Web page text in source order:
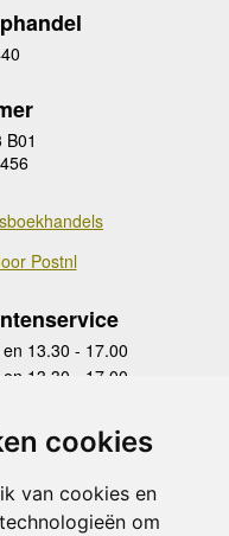
cookies
van cookies en
om
Postnl
13.30 - 17.00
13.30 - 17.00
en 13.30 - 17.00
13.30 - 17.00